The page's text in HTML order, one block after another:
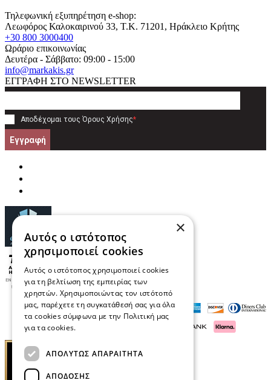
Τηλεφωνική εξυπηρέτηση e-shop:
Λεωφόρος Καλοκαιρινού 33, T.K. 71201 , Ηράκλειο Κρήτης
+30 800 3000400
Ωράριο επικοινωνίας
Δευτέρα - Σάββατο: 09:00 - 15:00
info@markakis.gr
ΕΓΓΡΑΦΗ ΣΤΟ NEWSLETTER
Αποδέχομαι τους Όρους Χρήσης*
Εγγραφή
×
Αυτός ο ιστότοπος
χρησιμοποιεί cookies
Αυτός ο ιστότοπος χρησιμοποιεί cookies
για τη βελτίωση της εμπειρίας των
χρηστών. Χρησιμοποιώντας τον ιστότοπό
μας, παρέχετε τη συγκατάθεσή σας για όλα
τα cookies σύμφωνα με την Πολιτική μας
για τα cookies.
ΑΠΟΛΎΤΩΣ ΑΠΑΡΑΊΤΗΤΑ
ΑΠΌΔΟΣΗΣ